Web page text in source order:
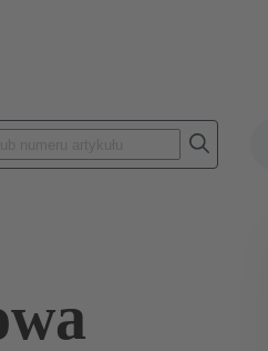
Akcesoria